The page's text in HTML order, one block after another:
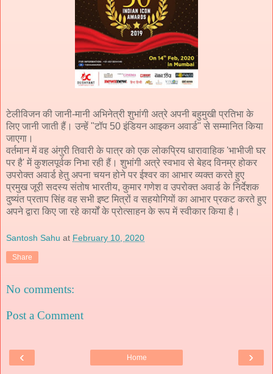
टेलीविजन की जानी-मानी अभिनेत्री शुभांगी अत्रे अपनी बहुमुखी प्रतिभा के
लिए जानी जाती हैं। उन्हें "टॉप 50 इंडियन आइकन अवार्ड" से सम्मानित किया
जाएगा।
वर्तमान में वह अंगुरी तिवारी के पात्र को एक लोकप्रिय धारावाहिक 'भाभीजी घर
पर है' में कुशलपूर्वक निभा रही हैं। शुभांगी अत्रे स्वभाव से बेहद विनम्र होकर
उपरोक्त अवार्ड हेतु अपना चयन होने पर ईश्वर का आभार व्यक्त करते हुए
प्रमुख जूरी सदस्य संतोष भारतीय, कुमार गणेश व उपरोक्त अवार्ड के निर्देशक
दुष्यंत प्रताप सिंह वह सभी इष्ट मित्रों व सहयोगियों का आभार प्रकट करते हुए
अपने द्वारा किए जा रहे कार्यों के प्रोत्साहन के रूप में स्वीकार किया है।
Santosh Sahu at February 10, 2020
Share
No comments:
Post a Comment
‹ ›
Home